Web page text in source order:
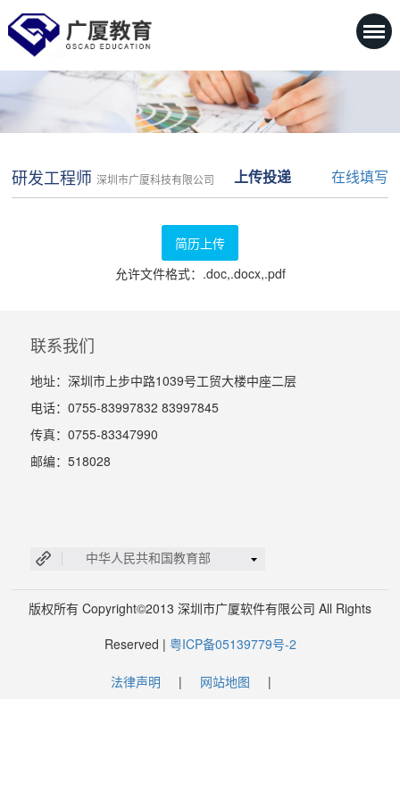
研发工程师深圳市广厦科技有限公司 上传投递 在线填写
简历上传
允许文件格式：.doc,.docx,.pdf
联系我们
地址：深圳市上步中路1039号工贸大楼中座二层
电话：0755-83997832 83997845
传真：0755-83347990
邮编：518028
中华人民共和国教育部
版权所有 Copyright©2013 深圳市广厦软件有限公司 All Rights
Reserved | 粤ICP备05139779号-2
法律声明 | 网站地图 |